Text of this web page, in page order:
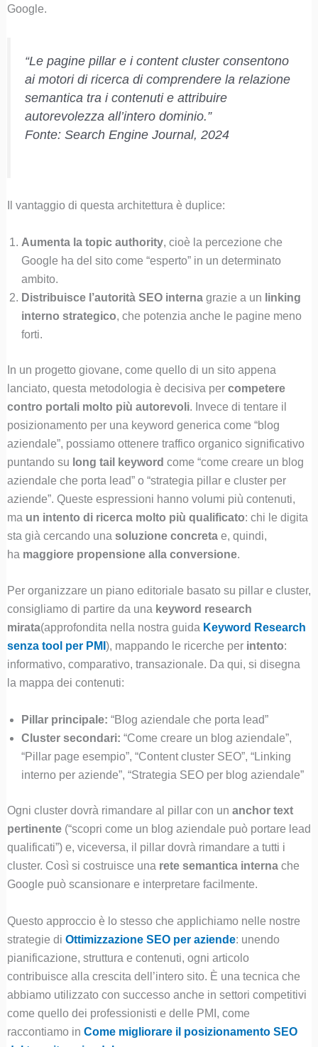
Google.
“Le pagine pillar e i content cluster consentono
ai motori di ricerca di comprendere la relazione
semantica tra i contenuti e attribuire
autorevolezza all’intero dominio.”
Fonte: Search Engine Journal, 2024
Il vantaggio di questa architettura è duplice:
Aumenta la topic authority, cioè la percezione che
Google ha del sito come “esperto” in un determinato
ambito.
Distribuisce l’autorità SEO internagrazie a un linking
interno strategico, che potenzia anche le pagine meno
forti.
In un progetto giovane, come quello di un sito appena
lanciato, questa metodologia è decisiva per competere
contro portali molto più autorevoli. Invece di tentare il
posizionamento per una keyword generica come “blog
aziendale”, possiamo ottenere traffico organico significativo
puntando su long tail keyword come “come creare un blog
aziendale che porta lead” o “strategia pillar e cluster per
aziende”. Queste espressioni hanno volumi più contenuti,
ma un intento di ricerca molto più qualificato: chi le digita
sta già cercando una soluzione concretae, quindi,
ha maggiore propensione alla conversione.
Per organizzare un piano editoriale basato su pillar e cluster,
consigliamo di partire da una keyword research
mirata(approfondita nella nostra guida Keyword Research
senza tool per PMI ), mappando le ricerche per intento:
informativo, comparativo, transazionale. Da qui, si disegna
la mappa dei contenuti:
Pillar principale: “Blog aziendale che porta lead”
Cluster secondari: “Come creare un blog aziendale”,
“Pillar page esempio”, “Content cluster SEO”, “Linking
interno per aziende”, “Strategia SEO per blog aziendale”
Ogni cluster dovrà rimandare al pillar con un anchor text
pertinente(“scopri come un blog aziendale può portare lead
qualificati”) e, viceversa, il pillar dovrà rimandare a tutti i
cluster. Così si costruisce una rete semantica internache
Google può scansionare e interpretare facilmente.
Questo approccio è lo stesso che applichiamo nelle nostre
strategie di Ottimizzazione SEO per aziende: unendo
pianificazione, struttura e contenuti, ogni articolo
contribuisce alla crescita dell’intero sito. È una tecnica che
abbiamo utilizzato con successo anche in settori competitivi
come quello dei professionisti e delle PMI, come
raccontiamo in Come migliorare il posizionamento SEO